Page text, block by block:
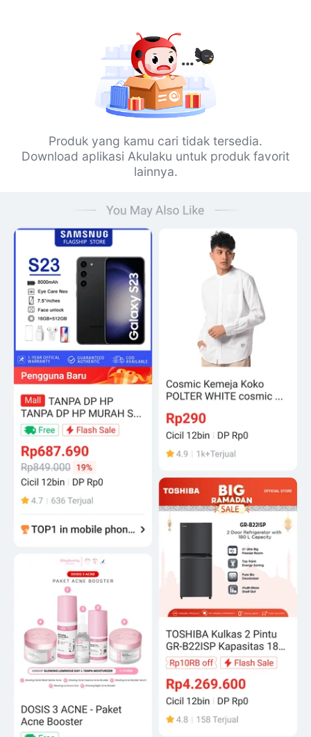
Produk yang kamu cari tidak tersedia.
Download aplikasi Akulaku untuk produk favorit
lainnya.